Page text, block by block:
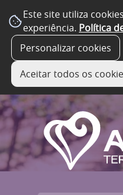
Este site utiliza
experiência. Política
Personalizar cookies
Aceitar todos os